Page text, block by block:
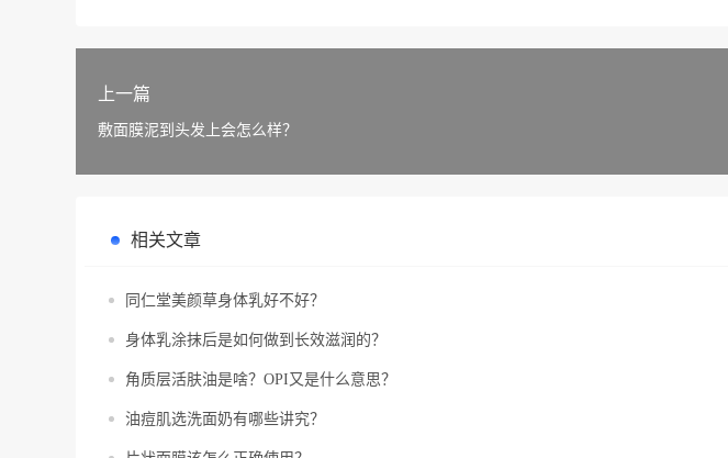
上一篇
敷面膜泥到头发上会怎么样？
相关文章
同仁堂美颜草身体乳好不好？
身体乳涂抹后是如何做到长效滋润的？
角质层活肤油是啥？OPI又是什么意思？
油痘肌选洗面奶有哪些讲究？